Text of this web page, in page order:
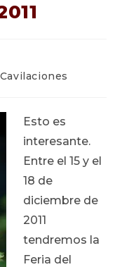
Cavilaciones
Esto es
interesante.
Entre el 15 y el
18 de
diciembre de
2011
tendremos la
Feria del